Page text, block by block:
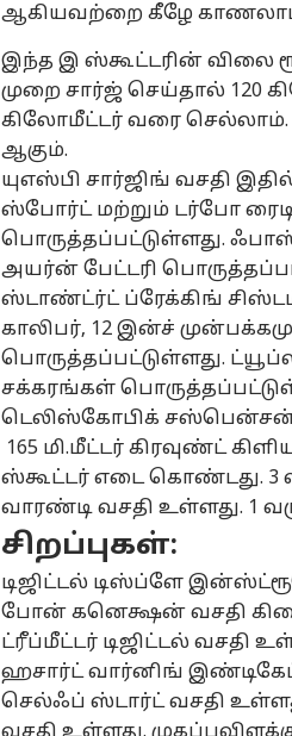
ஆகியவற்றை கீழே
இந்த இ ஸ்கூட்டரின் விலை
முறை சார்ஜ் செய்தால் 120
கிலோமீட்டர் வரை
ஆகும்.
யுஎஸ்பி சார்ஜிங் வசதி
ஸ்போர்ட் மற்றும் டர்போ
பொருத்தப்பட்டுள்ளது.
அயர்ன் பேட்டரி
ஸ்டாண்ட்ர்ட் ப்ரேக்கிங்
காலிபர், 12 இன்ச்
பொருத்தப்பட்டுள்ளது.
சக்கரங்கள்
டெலிஸ்கோபிக் சஸ்பென்சன்
165 மி.மீட்டர் கிரவுண்ட்
ஸ்கூட்டர் எடை கொண்டது. 3
வாரண்டி வசதி உள்ளது. 1
சிறப்புகள்:
டிஜிட்டல் டிஸ்ப்ளே
போன் கனெக்ஷன் வசதி
ட்ரீப்மீட்டர் டிஜிட்டல் வசதி
ஹசார்ட் வார்னிங்
செல்ஃப் ஸ்டார்ட் வசதி